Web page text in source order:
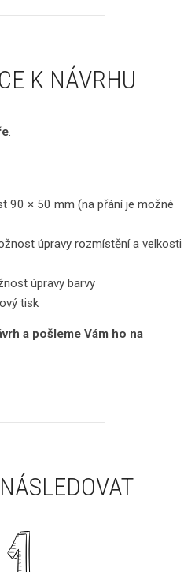
K NÁVRHU
.
90 × 50 mm (na přání je možné
úpravy rozmístění a velkosti
úpravy barvy
tisk
a pošleme Vám ho na